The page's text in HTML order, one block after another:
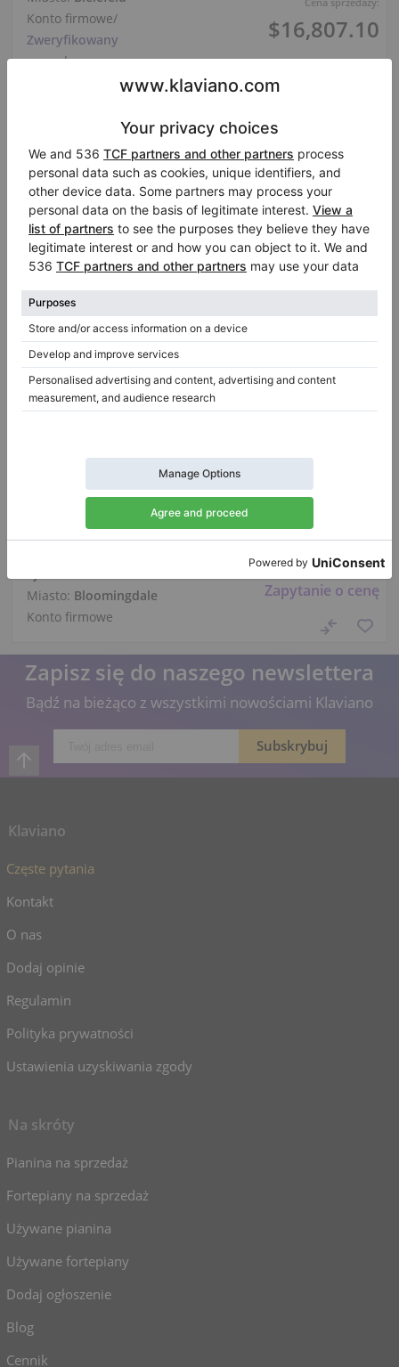
$16,807.10
Konto firmowe/
Zweryfikowany
sprzedawca
Zapytanie o cenę
Nowy, August Forster, 116 D
Wysokość:45″
Miasto: Bloomingdale
Konto firmowe
Zapisz się do naszego newslettera
Bądź na bieżąco z wszystkimi nowościami Klaviano
Klaviano
Częste pytania
Kontakt
O nas
Dodaj opinie
Regulamin
Polityka prywatności
Ustawienia uzyskiwania zgody
Na skróty
Pianina na sprzedaż
Fortepiany na sprzedaż
Używane pianina
Używane fortepiany
Dodaj ogłoszenie
Blog
Cennik